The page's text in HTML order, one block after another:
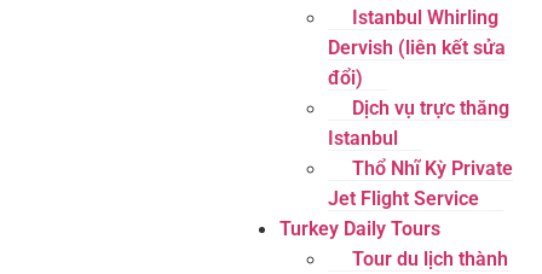
Istanbul Whirling
Dervish (liên kết sửa
đổi)
Dịch vụ trực thăng
Istanbul
Thổ Nhĩ Kỳ Private
Jet Flight Service
Turkey Daily Tours
Tour du lịch thành